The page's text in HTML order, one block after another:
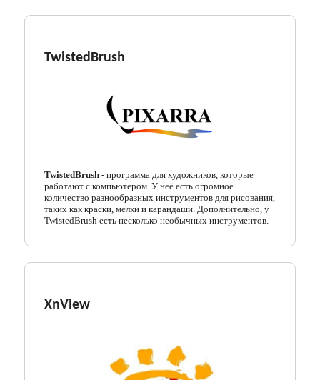
TwistedBrush
TwistedBrush- программа для художников, которые
работают с компьютером. У неё есть огромное
количество разнообразных инструментов для рисования,
таких как краски, мелки и карандаши. Дополнительно, у
TwistedBrush есть несколько необычных инструментов.
XnView